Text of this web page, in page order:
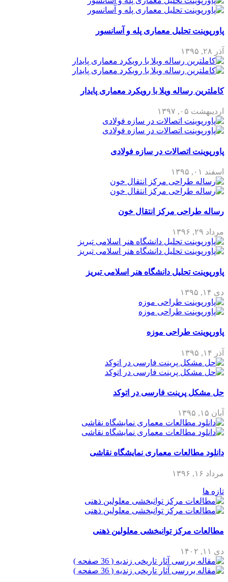
پاورپوینت تحلیل معماری پله و آسانسور
آذر ۲۸, ۱۳۹۵
کاملترین رساله ویلا با رویکرد معماری پایدار
اردیبهشت ۰۵, ۱۳۹۷
پاورپوینت اتصالات در سازه فولادی
اسفند ۰۱, ۱۳۹۵
رساله طراحی مرکز انتقال خون
مرداد ۲۹, ۱۳۹۶
پاورپوینت تحلیل دانشگاه هنر اسلامی تبریز
دی ۱۴, ۱۳۹۵
پاورپوینت طراحی موزه
آذر ۱۴, ۱۳۹۵
حل مشکل پرینت فارسی در اتوکد
آبان ۱۵, ۱۳۹۵
دانلود مطالعات معماری نمایشگاه نقاشی
مرداد ۱۶, ۱۳۹۶
تازه ها
مطالعات مرکز توانبخشی معلولین ذهنی
دی ۱۱, ۱۴۰۲